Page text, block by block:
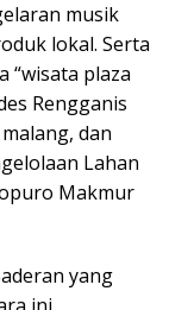
musik
lokal. Serta
“wisata plaza
Rengganis
dan
Lahan
Makmur
yang